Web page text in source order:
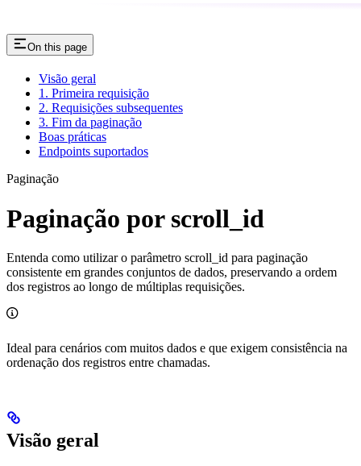
On this page
Visão geral
1. Primeira requisição
2. Requisições subsequentes
3. Fim da paginação
Boas práticas
Endpoints suportados
Paginação
Paginação por scroll_id
Entenda como utilizar o parâmetro scroll_id para paginação
consistente em grandes conjuntos de dados, preservando a ordem
dos registros ao longo de múltiplas requisições.
Ideal para cenários com muitos dados e que exigem consistência na
ordenação dos registros entre chamadas.
Visão geral